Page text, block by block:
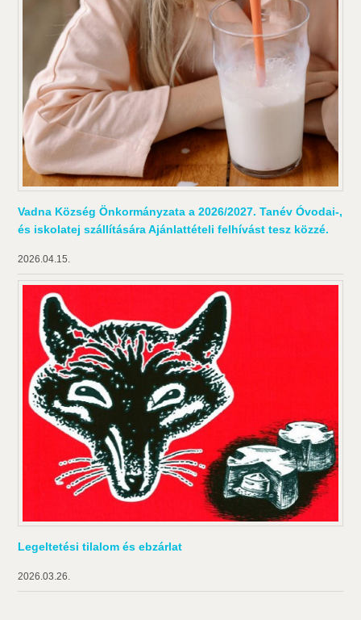
Vadna Község Önkormányzata a 2026/2027. Tanév Óvodai-,
és iskolatej szállítására Ajánlattételi felhívást tesz közzé.
2026.04.15.
Legeltetési tilalom és ebzárlat
2026.03.26.